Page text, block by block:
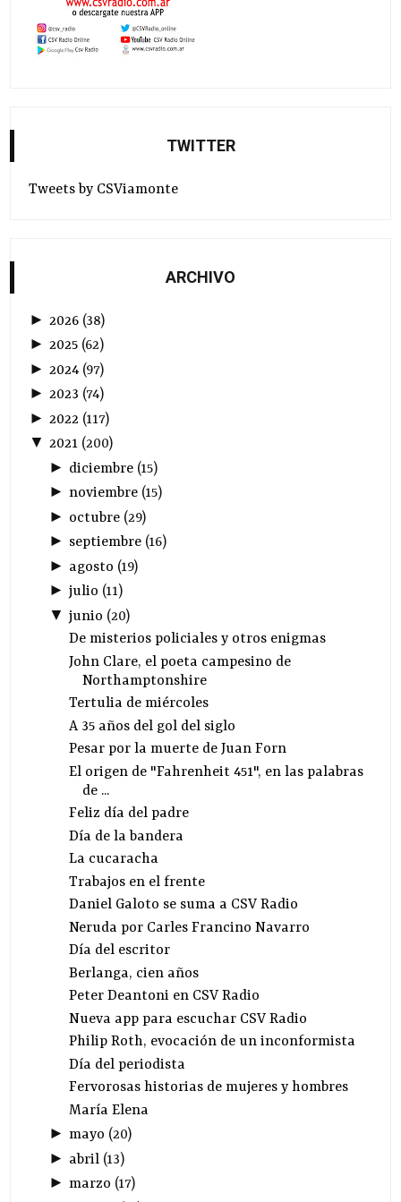
TWITTER
Tweets by CSViamonte
ARCHIVO
► 2026 (38)
►2025 (62)
► 2024 (97)
►2023 (74)
► 2022 (117)
▼2021 (200)
► diciembre(15)
► noviembre(15)
► octubre(29)
► septiembre(16)
► agosto (19)
► julio (11)
▼ junio (20)
De misterios policiales y otros enigmas
John Clare, el poeta campesino de
Northamptonshire
Tertulia de miércoles
A 35 años del gol del siglo
Pesar por la muerte de Juan Forn
El origen de "Fahrenheit 451", en las palabras
de ...
Feliz día del padre
Día de la bandera
La cucaracha
Trabajos en el frente
Daniel Galoto se suma a CSV Radio
Neruda por Carles Francino Navarro
Día del escritor
Berlanga, cien años
Peter Deantoni en CSV Radio
Nueva app para escuchar CSV Radio
Philip Roth, evocación de un inconformista
Día del periodista
Fervorosas historias de mujeres y hombres
María Elena
► mayo (20)
► abril(13)
► marzo (17)